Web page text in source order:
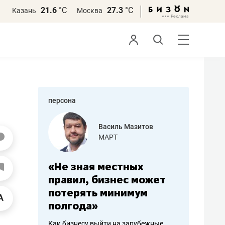
Казань 21.6 °С Москва 27.3 °С
персона
работа
Василь Мазитов
МАРТ
«Не зная местных
правил, бизнес может
потерять минимум
полгода»